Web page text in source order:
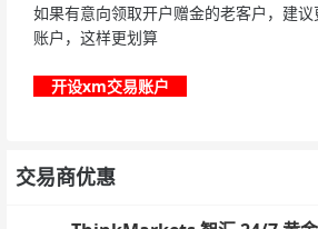
如果有意向领取开户赠金的老客户，建
账户，这样更划算
开设xm交易账户
交易商优惠